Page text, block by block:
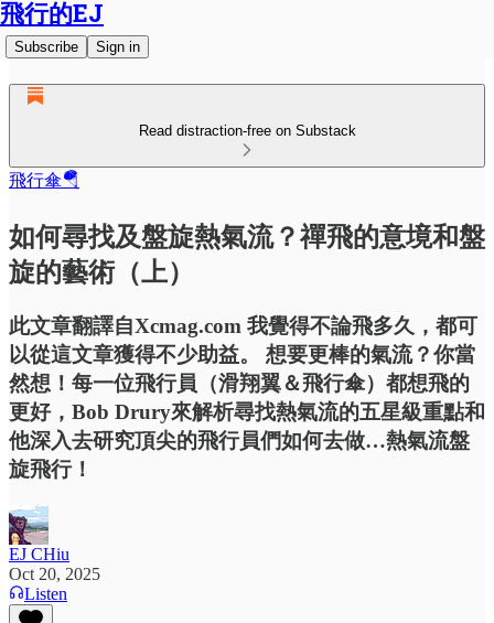
飛行的EJ
Subscribe Sign in
Read distraction-free on Substack
飛行傘🪂
如何尋找及盤旋熱氣流？禪飛的意境和盤
旋的藝術（上）
此文章翻譯自Xcmag.com 我覺得不論飛多久，都可
以從這文章獲得不少助益。 想要更棒的氣流？你當
然想！每一位飛行員（滑翔翼＆飛行傘）都想飛的
更好，Bob Drury來解析尋找熱氣流的五星級重點和
他深入去研究頂尖的飛行員們如何去做…熱氣流盤
旋飛行！
EJ CHiu
Oct 20, 2025
Listen